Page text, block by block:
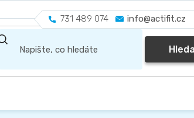
731 489 074 info@actifit.cz